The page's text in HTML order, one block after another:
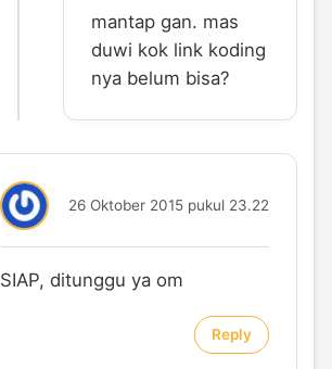
mantap gan. mas
duwi kok link koding
nya belum bisa?
26 Oktober 2015 pukul 23.22
SIAP, ditunggu ya om
Reply